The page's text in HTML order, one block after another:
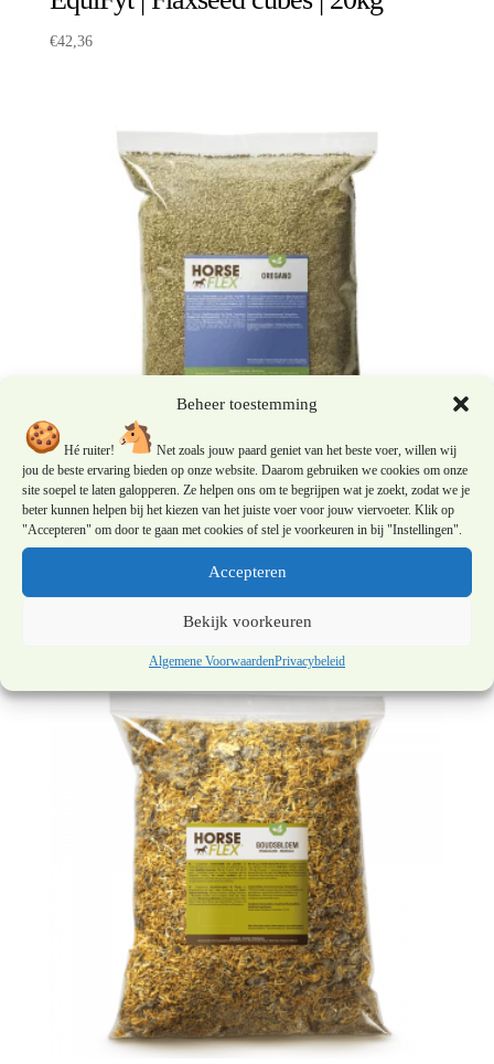
Beheer toestemming
Hé ruiter!
Net zoals jouw paard geniet van het beste voer, willen wij
jou de beste ervaring bieden op onze website. Daarom gebruiken we cookies om onze
site soepel te laten galopperen. Ze helpen ons om te begrijpen wat je zoekt, zodat we je
beter kunnen helpen bij het kiezen van het juiste voer voor jouw viervoeter. Klik op
"Accepteren" om door te gaan met cookies of stel je voorkeuren in bij "Instellingen".
Accepteren
Bekijk voorkeuren
Algemene VoorwaardenPrivacybeleid
€42,36
Horseflex | Gedroogde kruiden |
Oregano | 800 gram